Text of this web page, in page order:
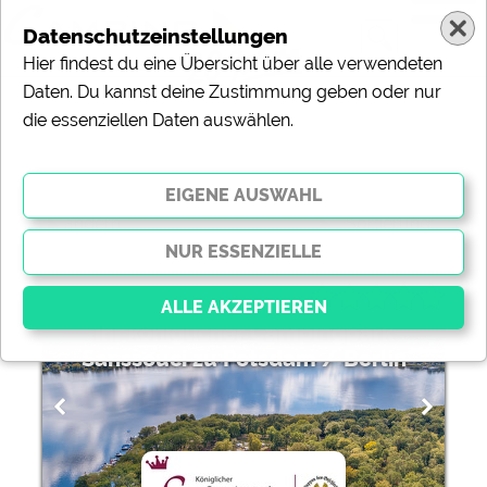
85 Campingplätze »
ändern Sortierung:
Ihr königlicher Campingpark
Sanssouci zu Potsdam / Berlin
Datenschutzeinstellungen
Hier findest du eine Übersicht über alle verwendeten
Daten. Du kannst deine Zustimmung geben oder nur
die essenziellen Daten auswählen.
Essenziell
Essenzielle Cookies ermöglichen grundlegende
Funktionen und sind für die einwandfreie Funktion der
Website dringend erforderlich. Ohne diese Cookies
werden Teile der Website
nicht funktionieren